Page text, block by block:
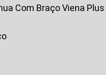
Com Braço Viena Plus